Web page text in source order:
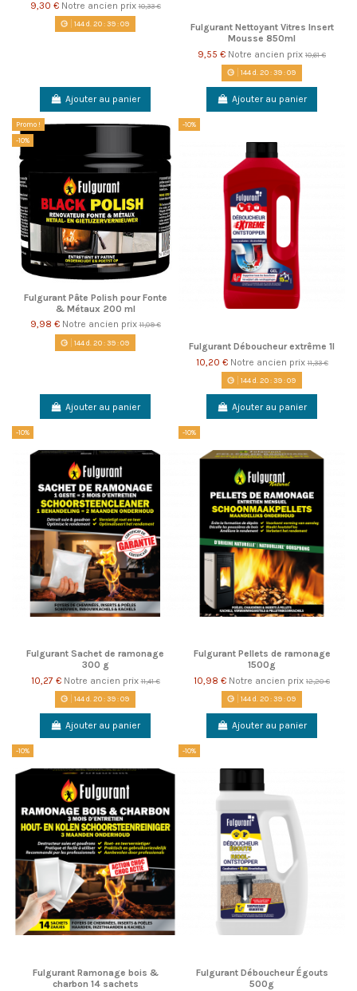
9,30 € Notre ancien prix10,33 €
144d. 20:39:08
Ajouter au panier
Fulgurant Nettoyant Vitres Insert
Mousse 850ml
9,55 € Notre ancien prix 10,61 €
144d. 20:39:08
Ajouter au panier
Promo !
-10%
Fulgurant Pâte Polish pour Fonte
& Métaux 200 ml
9,98 € Notre ancien prix11,09 €
144d. 20:39:08
Ajouter au panier
-10%
Fulgurant Déboucheur extrême 1l
10,20 € Notre ancien prix11,33 €
144d. 20:39:08
Ajouter au panier
-10%
Fulgurant Sachet de ramonage
300 g
10,27 € Notre ancien prix11,41 €
144d. 20:39:08
Ajouter au panier
-10%
Fulgurant Pellets de ramonage
1500g
10,98 € Notre ancien prix 12,20 €
144d. 20:39:08
Ajouter au panier
-10%
Fulgurant Ramonage bois &
charbon 14 sachets
-10%
Fulgurant Déboucheur Égouts
500g